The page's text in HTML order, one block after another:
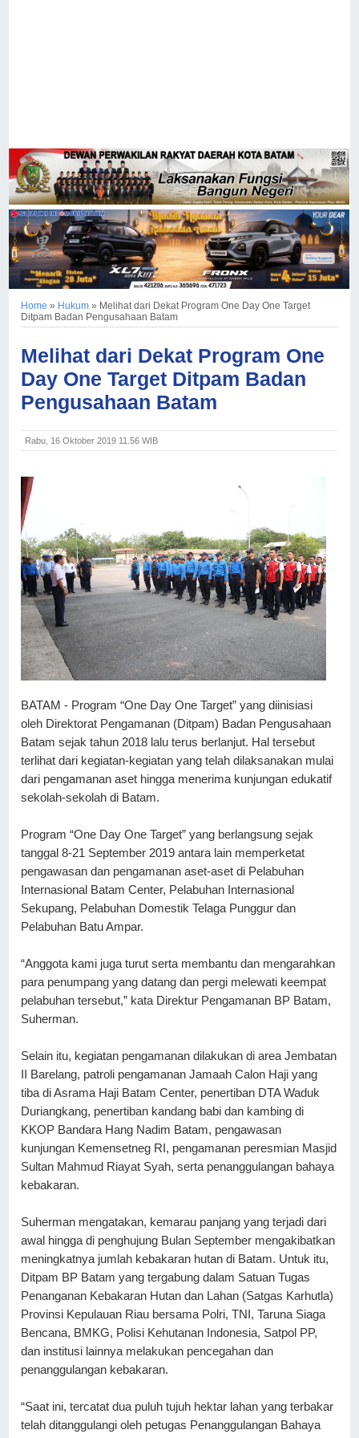
Home » Hukum » Melihat dari Dekat Program One Day One Target
Ditpam Badan Pengusahaan Batam
Melihat dari Dekat Program One
Day One Target Ditpam Badan
Pengusahaan Batam
Rabu, 16 Oktober 2019 11.56 WIB
BATAM - Program “One Day One Target” yang diinisiasi
oleh Direktorat Pengamanan (Ditpam) Badan Pengusahaan
Batam sejak tahun 2018 lalu terus berlanjut. Hal tersebut
terlihat dari kegiatan-kegiatan yang telah dilaksanakan mulai
dari pengamanan aset hingga menerima kunjungan edukatif
sekolah-sekolah di Batam.
Program “One Day One Target” yang berlangsung sejak
tanggal 8-21 September 2019 antara lain memperketat
pengawasan dan pengamanan aset-aset di Pelabuhan
Internasional Batam Center, Pelabuhan Internasional
Sekupang, Pelabuhan Domestik Telaga Punggur dan
Pelabuhan Batu Ampar.
“Anggota kami juga turut serta membantu dan mengarahkan
para penumpang yang datang dan pergi melewati keempat
pelabuhan tersebut,” kata Direktur Pengamanan BP Batam,
Suherman.
Selain itu, kegiatan pengamanan dilakukan di area Jembatan
II Barelang, patroli pengamanan Jamaah Calon Haji yang
tiba di Asrama Haji Batam Center, penertiban DTA Waduk
Duriangkang, penertiban kandang babi dan kambing di
KKOP Bandara Hang Nadim Batam, pengawasan
kunjungan Kemensetneg RI, pengamanan peresmian Masjid
Sultan Mahmud Riayat Syah, serta penanggulangan bahaya
kebakaran.
Suherman mengatakan, kemarau panjang yang terjadi dari
awal hingga di penghujung Bulan September mengakibatkan
meningkatnya jumlah kebakaran hutan di Batam. Untuk itu,
Ditpam BP Batam yang tergabung dalam Satuan Tugas
Penanganan Kebakaran Hutan dan Lahan (Satgas Karhutla)
Provinsi Kepulauan Riau bersama Polri, TNI, Taruna Siaga
Bencana, BMKG, Polisi Kehutanan Indonesia, Satpol PP,
dan institusi lainnya melakukan pencegahan dan
penanggulangan kebakaran.
“Saat ini, tercatat dua puluh tujuh hektar lahan yang terbakar
telah ditanggulangi oleh petugas Penanggulangan Bahaya